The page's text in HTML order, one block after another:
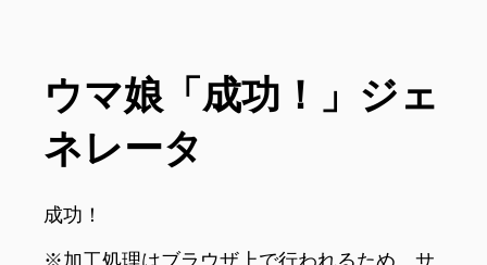
ウマ娘「成功！」ジェ
ネレータ
成功！